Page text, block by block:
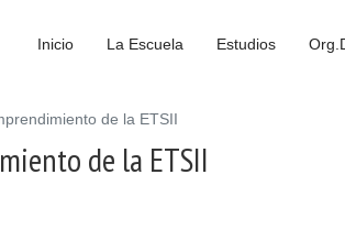
Inicio La Escuela Estudios
de la ETSII
de la ETSII